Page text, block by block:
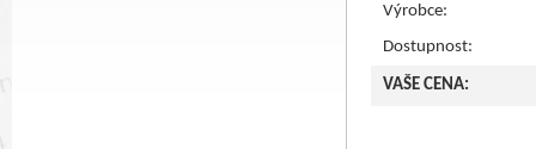
Výrobce:
Dostupnost:
VAŠE CENA: